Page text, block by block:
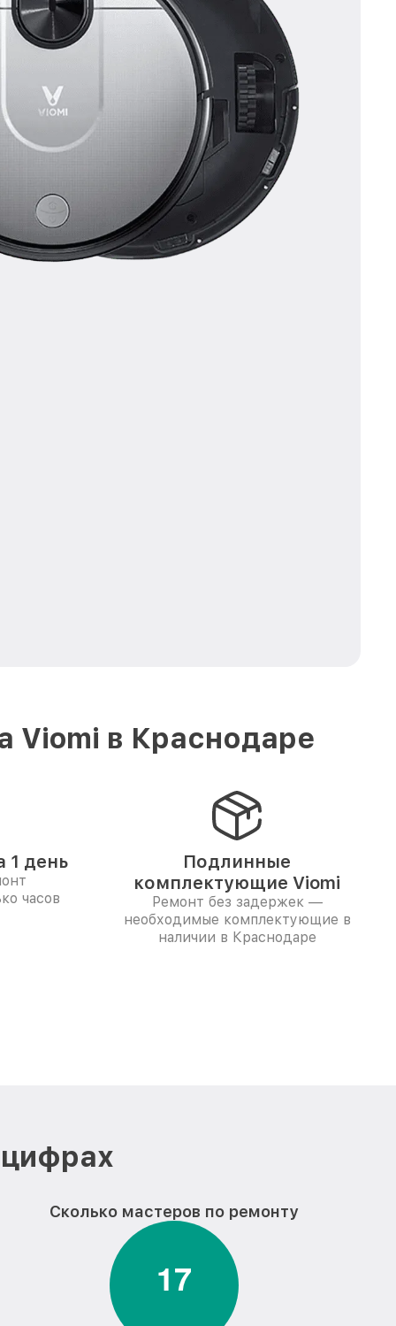
Viomi в Краснодаре
1 день
часов
Подлинные
комплектующие Viomi
Ремонт без задержек —
необходимые комплектующие в
наличии в Краснодаре
Сколько мастеров по ремонту
17